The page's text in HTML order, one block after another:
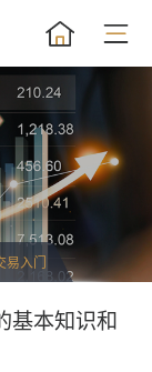
入门
基本知识和